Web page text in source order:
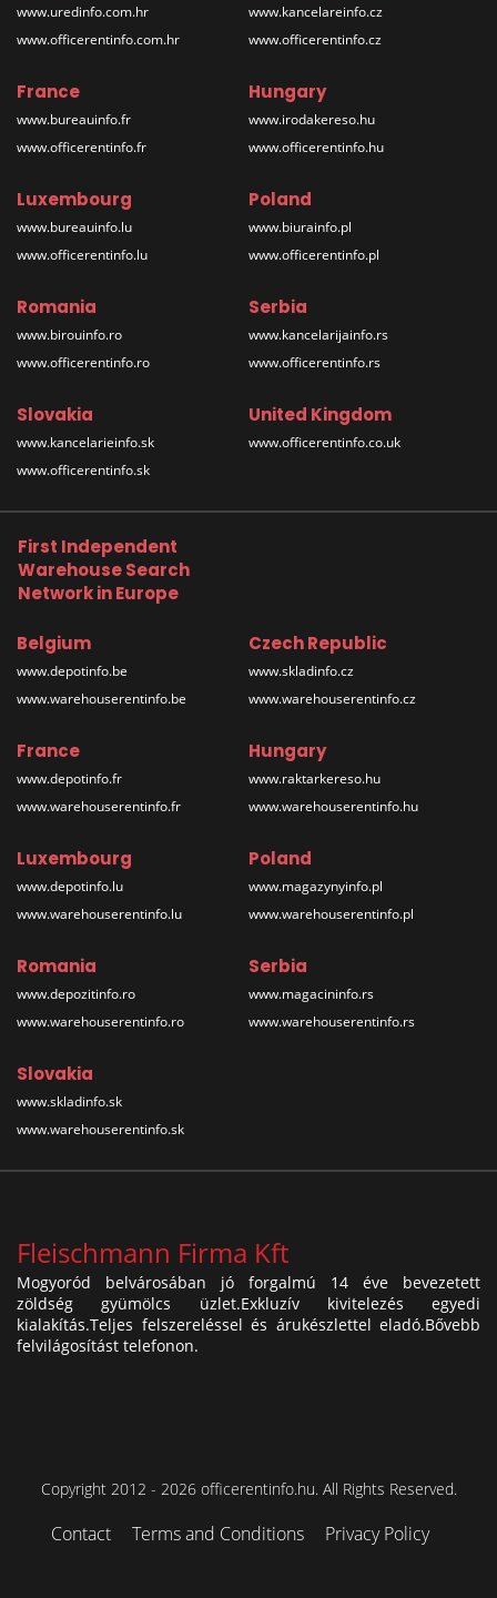
www.uredinfo.com.hr
www.officerentinfo.com.hr
www.kancelareinfo.cz
www.officerentinfo.cz
France
www.bureauinfo.fr
www.officerentinfo.fr
Hungary
www.irodakereso.hu
www.officerentinfo.hu
Luxembourg
www.bureauinfo.lu
www.officerentinfo.lu
Poland
www.biurainfo.pl
www.officerentinfo.pl
Romania
www.birouinfo.ro
www.officerentinfo.ro
Serbia
www.kancelarijainfo.rs
www.officerentinfo.rs
Slovakia
www.kancelarieinfo.sk
www.officerentinfo.sk
United Kingdom
www.officerentinfo.co.uk
First Independent
Warehouse Search
Network in Europe
Belgium
www.depotinfo.be
www.warehouserentinfo.be
Czech Republic
www.skladinfo.cz
www.warehouserentinfo.cz
France
www.depotinfo.fr
www.warehouserentinfo.fr
Hungary
www.raktarkereso.hu
www.warehouserentinfo.hu
Luxembourg
www.depotinfo.lu
www.warehouserentinfo.lu
Poland
www.magazynyinfo.pl
www.warehouserentinfo.pl
Romania
www.depozitinfo.ro
www.warehouserentinfo.ro
Serbia
www.magacininfo.rs
www.warehouserentinfo.rs
Slovakia
www.skladinfo.sk
www.warehouserentinfo.sk
Fleischmann Firma Kft
Mogyoród belvárosában jó forgalmú 14 éve bevezetett
zöldség gyümölcs üzlet.Exkluzív kivitelezés egyedi
kialakítás.Teljes felszereléssel és árukészlettel eladó.Bővebb
felvilágosítást telefonon.
Copyright 2012 - 2026 officerentinfo.hu. All Rights Reserved.
Contact Terms and Conditions Privacy Policy